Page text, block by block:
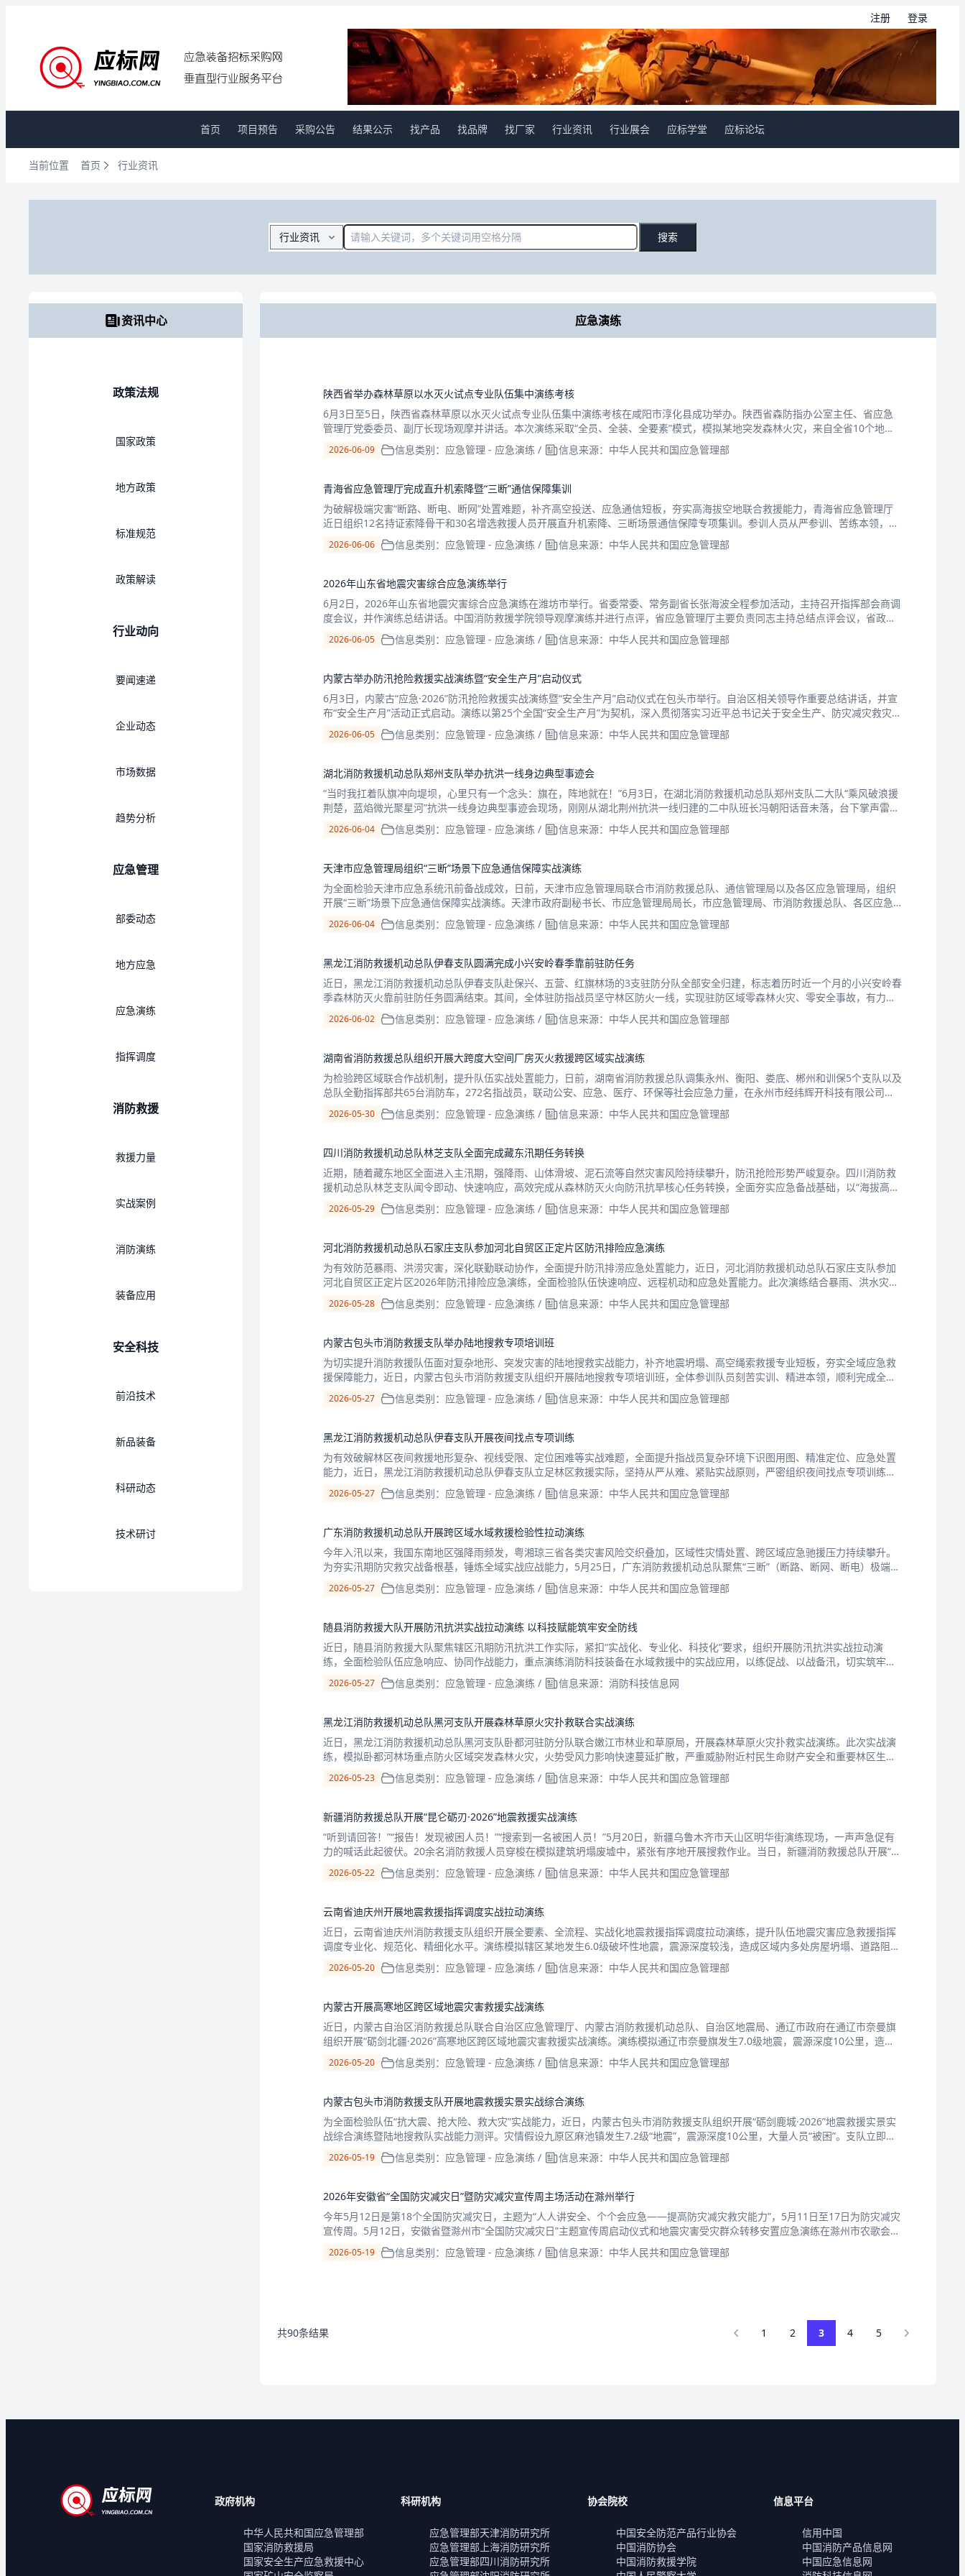
注册 登录
首页 项目预告 采购公告 结果公示 找产品 找品牌 找厂家 行业资讯 行业展会 应标学堂 应标论坛
当前位置 首页 行业资讯
搜索
资讯中心
政策法规
国家政策
地方政策
标准规范
政策解读
行业动向
要闻速递
企业动态
市场数据
趋势分析
应急管理
部委动态
地方应急
应急演练
指挥调度
消防救援
救援力量
实战案例
消防演练
装备应用
安全科技
前沿技术
新品装备
科研动态
技术研讨
应急演练
陕西省举办森林草原以水灭火试点专业队伍集中演练考核
6月3日至5日，陕西省森林草原以水灭火试点专业队伍集中演练考核在咸阳市淳化县成功举办。陕西省森防指办公室主任、省应急
管理厅党委委员、副厅长现场观摩并讲话。本次演练采取“全员、全装、全要素”模式，模拟某地突发森林火灾，来自全省10个地市
及省林业局直属的11支队伍、110名队员实施全
2026-06-09 信息类别：应急管理 - 应急演练 / 信息来源：中华人民共和国应急管理部
青海省应急管理厅完成直升机索降暨“三断”通信保障集训
为破解极端灾害“断路、断电、断网”处置难题，补齐高空投送、应急通信短板，夯实高海拔空地联合救援能力，青海省应急管理厅
近日组织12名持证索降骨干和30名增选救援人员开展直升机索降、三断场景通信保障专项集训。参训人员从严参训、苦练本领，全
部顺利通过考核。集训紧扣青海高寒复杂地域灾害特
2026-06-06 信息类别：应急管理 - 应急演练 / 信息来源：中华人民共和国应急管理部
2026年山东省地震灾害综合应急演练举行
6月2日，2026年山东省地震灾害综合应急演练在潍坊市举行。省委常委、常务副省长张海波全程参加活动，主持召开指挥部会商调
度会议，并作演练总结讲话。中国消防救援学院领导观摩演练并进行点评，省应急管理厅主要负责同志主持总结点评会议，省政府
副秘书长，省地震局、省消防救援总队、潍坊市政府
2026-06-05 信息类别：应急管理 - 应急演练 / 信息来源：中华人民共和国应急管理部
内蒙古举办防汛抢险救援实战演练暨“安全生产月”启动仪式
6月3日，内蒙古“应急·2026”防汛抢险救援实战演练暨“安全生产月”启动仪式在包头市举行。自治区相关领导作重要总结讲话，并宣
布“安全生产月”活动正式启动。演练以第25个全国“安全生产月”为契机，深入贯彻落实习近平总书记关于安全生产、防灾减灾救灾工
作重要论述和重要指示批示精神，紧
2026-06-05 信息类别：应急管理 - 应急演练 / 信息来源：中华人民共和国应急管理部
湖北消防救援机动总队郑州支队举办抗洪一线身边典型事迹会
“当时我扛着队旗冲向堤坝，心里只有一个念头：旗在，阵地就在！”6月3日，在湖北消防救援机动总队郑州支队二大队“乘风破浪援
荆楚，蓝焰微光聚星河”抗洪一线身边典型事迹会现场，刚刚从湖北荆州抗洪一线归建的二中队班长冯朝阳话音未落，台下掌声雷
动。这是该支队思想政治教育“三大品牌”之一“蓝
2026-06-04 信息类别：应急管理 - 应急演练 / 信息来源：中华人民共和国应急管理部
天津市应急管理局组织“三断”场景下应急通信保障实战演练
为全面检验天津市应急系统汛前备战成效，日前，天津市应急管理局联合市消防救援总队、通信管理局以及各区应急管理局，组织
开展“三断”场景下应急通信保障实战演练。天津市政府副秘书长、市应急管理局局长，市应急管理局、市消防救援总队、各区应急
管理局相关负责领导观摩演练。此次演练设置1个主会场
2026-06-04 信息类别：应急管理 - 应急演练 / 信息来源：中华人民共和国应急管理部
黑龙江消防救援机动总队伊春支队圆满完成小兴安岭春季靠前驻防任务
近日，黑龙江消防救援机动总队伊春支队赴保兴、五营、红旗林场的3支驻防分队全部安全归建，标志着历时近一个月的小兴安岭春
季森林防灭火靠前驻防任务圆满结束。其间，全体驻防指战员坚守林区防火一线，实现驻防区域零森林火灾、零安全事故，有力守
护国家重点生态功能区生态安全与人民群众生命财产安全
2026-06-02 信息类别：应急管理 - 应急演练 / 信息来源：中华人民共和国应急管理部
湖南省消防救援总队组织开展大跨度大空间厂房灭火救援跨区域实战演练
为检验跨区域联合作战机制，提升队伍实战处置能力，日前，湖南省消防救援总队调集永州、衡阳、娄底、郴州和训保5个支队以及
总队全勤指挥部共65台消防车，272名指战员，联动公安、应急、医疗、环保等社会应急力量，在永州市经纬辉开科技有限公司举
办大跨度大空间厂房灭火救援跨区域实战演练。针对
2026-05-30 信息类别：应急管理 - 应急演练 / 信息来源：中华人民共和国应急管理部
四川消防救援机动总队林芝支队全面完成藏东汛期任务转换
近期，随着藏东地区全面进入主汛期，强降雨、山体滑坡、泥石流等自然灾害风险持续攀升，防汛抢险形势严峻复杂。四川消防救
援机动总队林芝支队闻令即动、快速响应，高效完成从森林防灭火向防汛抗旱核心任务转换，全面夯实应急备战基础，以“海拔高、
标准更高”的过硬作风，筑牢藏东汛期安全防线。藏东林
2026-05-29 信息类别：应急管理 - 应急演练 / 信息来源：中华人民共和国应急管理部
河北消防救援机动总队石家庄支队参加河北自贸区正定片区防汛排险应急演练
为有效防范暴雨、洪涝灾害，深化联勤联动协作，全面提升防汛排涝应急处置能力，近日，河北消防救援机动总队石家庄支队参加
河北自贸区正定片区2026年防汛排险应急演练，全面检验队伍快速响应、远程机动和应急处置能力。此次演练结合暴雨、洪水灾害
特征，立足本地实际情况及地下综合管廊运行特点组织
2026-05-28 信息类别：应急管理 - 应急演练 / 信息来源：中华人民共和国应急管理部
内蒙古包头市消防救援支队举办陆地搜救专项培训班
为切实提升消防救援队伍面对复杂地形、突发灾害的陆地搜救实战能力，补齐地震坍塌、高空绳索救援专业短板，夯实全域应急救
援保障能力，近日，内蒙古包头市消防救援支队组织开展陆地搜救专项培训班，全体参训队员刻苦实训、精进本领，顺利完成全部
培训科目并通过考核。本次培训紧贴自然灾害救援实战需求
2026-05-27 信息类别：应急管理 - 应急演练 / 信息来源：中华人民共和国应急管理部
黑龙江消防救援机动总队伊春支队开展夜间找点专项训练
为有效破解林区夜间救援地形复杂、视线受限、定位困难等实战难题，全面提升指战员复杂环境下识图用图、精准定位、应急处置
能力，近日，黑龙江消防救援机动总队伊春支队立足林区救援实际，坚持从严从难、紧贴实战原则，严密组织夜间找点专项训练，
全力夯实实战根基。本次训练紧扣辖区林区环境特点，针对
2026-05-27 信息类别：应急管理 - 应急演练 / 信息来源：中华人民共和国应急管理部
广东消防救援机动总队开展跨区域水域救援检验性拉动演练
今年入汛以来，我国东南地区强降雨频发，粤湘琼三省各类灾害风险交织叠加，区域性灾情处置、跨区域应急驰援压力持续攀升。
为夯实汛期防灾救灾战备根基，锤炼全域实战应战能力，5月25日，广东消防救援机动总队聚焦“三断”（断路、断网、断电）极端场
景，组织开展“锋澜粤海”跨区域水域救援检验性拉
2026-05-27 信息类别：应急管理 - 应急演练 / 信息来源：中华人民共和国应急管理部
随县消防救援大队开展防汛抗洪实战拉动演练 以科技赋能筑牢安全防线
近日，随县消防救援大队聚焦辖区汛期防汛抗洪工作实际，紧扣“实战化、专业化、科技化”要求，组织开展防汛抗洪实战拉动演
练，全面检验队伍应急响应、协同作战能力，重点演练消防科技装备在水域救援中的实战应用，以练促战、以战备汛，切实筑牢人
民群众生命财产安全防线。演练启动后，大队严格按照防汛
2026-05-27 信息类别：应急管理 - 应急演练 / 信息来源：消防科技信息网
黑龙江消防救援机动总队黑河支队开展森林草原火灾扑救联合实战演练
近日，黑龙江消防救援机动总队黑河支队卧都河驻防分队联合嫩江市林业和草原局，开展森林草原火灾扑救实战演练。此次实战演
练，模拟卧都河林场重点防火区域突发森林火灾，火势受风力影响快速蔓延扩散，严重威胁附近村民生命财产安全和重要林区生态
安全，形势异常严峻。接到模拟火情后，联合指挥部迅速启
2026-05-23 信息类别：应急管理 - 应急演练 / 信息来源：中华人民共和国应急管理部
新疆消防救援总队开展“昆仑砺刃·2026”地震救援实战演练
“听到请回答！”“报告！发现被困人员！”“搜索到一名被困人员！”5月20日，新疆乌鲁木齐市天山区明华街演练现场，一声声急促有
力的喊话此起彼伏。20余名消防救援人员穿梭在模拟建筑坍塌废墟中，紧张有序地开展搜救作业。当日，新疆消防救援总队开展“昆
仑砺刃·2026”地震救援实战演练。此
2026-05-22 信息类别：应急管理 - 应急演练 / 信息来源：中华人民共和国应急管理部
云南省迪庆州开展地震救援指挥调度实战拉动演练
近日，云南省迪庆州消防救援支队组织开展全要素、全流程、实战化地震救援指挥调度拉动演练，提升队伍地震灾害应急救援指挥
调度专业化、规范化、精细化水平。演练模拟辖区某地发生6.0级破坏性地震，震源深度较浅，造成区域内多处房屋坍塌、道路阻
断、人员被困、水电通讯部分中断，次生坍塌、堰塞湖、
2026-05-20 信息类别：应急管理 - 应急演练 / 信息来源：中华人民共和国应急管理部
内蒙古开展高寒地区跨区域地震灾害救援实战演练
近日，内蒙古自治区消防救援总队联合自治区应急管理厅、内蒙古消防救援机动总队、自治区地震局、通辽市政府在通辽市奈曼旗
组织开展“砺剑北疆·2026”高寒地区跨区域地震灾害救援实战演练。演练模拟通辽市奈曼旗发生7.0级地震，震源深度10公里，造成
部分厂房倒塌，灾区部分道路、电力、供水、
2026-05-20 信息类别：应急管理 - 应急演练 / 信息来源：中华人民共和国应急管理部
内蒙古包头市消防救援支队开展地震救援实景实战综合演练
为全面检验队伍“抗大震、抢大险、救大灾”实战能力，近日，内蒙古包头市消防救援支队组织开展“砺剑鹿城·2026”地震救援实景实
战综合演练暨陆地搜救队实战能力测评。灾情假设九原区麻池镇发生7.2级“地震”，震源深度10公里，大量人员“被困”。支队立即启
动重特大地震灾害应急预案，调集1
2026-05-19 信息类别：应急管理 - 应急演练 / 信息来源：中华人民共和国应急管理部
2026年安徽省“全国防灾减灾日”暨防灾减灾宣传周主场活动在滁州举行
今年5月12日是第18个全国防灾减灾日，主题为“人人讲安全、个个会应急——提高防灾减灾救灾能力”，5月11日至17日为防灾减灾
宣传周。5月12日，安徽省暨滁州市“全国防灾减灾日”主题宣传周启动仪式和地震灾害受灾群众转移安置应急演练在滁州市农歌会广
场举行。省应急管理厅及滁州市有关领
2026-05-19 信息类别：应急管理 - 应急演练 / 信息来源：中华人民共和国应急管理部
共90条结果 1 2 3 4 5
政府机构
中华人民共和国应急管理部
国家消防救援局
国家安全生产应急救援中心
科研机构
应急管理部天津消防研究所
应急管理部上海消防研究所
应急管理部四川消防研究所
协会院校
中国安全防范产品行业协会
中国消防协会
中国消防救援学院
信息平台
信用中国
中国消防产品信息网
中国应急信息网